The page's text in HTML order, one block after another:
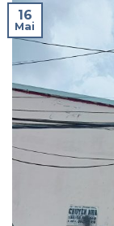
16
Mai